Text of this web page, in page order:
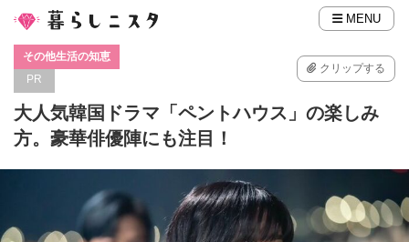
MENU
その他生活の知恵
PR
クリップする
大人気韓国ドラマ「ペントハウス」の楽しみ
方。豪華俳優陣にも注目！